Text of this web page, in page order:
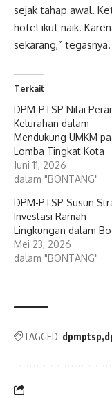
sejak tahap awal.
hotel ikut naik.
sekarang,” tegasnya.
Terkait
DPM-PTSP Nilai
Kelurahan dalam
Mendukung UMKM
Lomba Tingkat Kota
Juni 11, 2026
dalam "BONTANG"
DPM-PTSP Susun
Investasi Ramah
Lingkungan dalam
Mei 23, 2026
dalam "BONTANG"
TAGGED: dpmptsp